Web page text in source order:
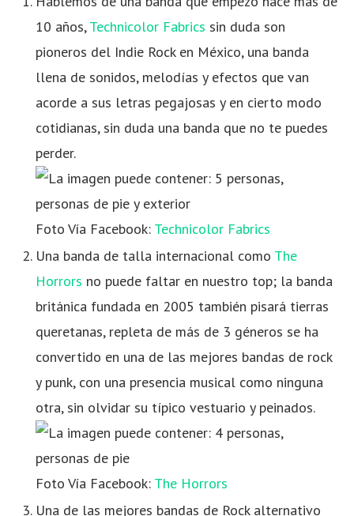
10 años,Technicolor Fabrics sin duda son
pioneros del Indie Rock en México, una banda
llena de sonidos, melodías y efectos que van
acorde a sus letras pegajosas y en cierto modo
cotidianas, sin duda una banda que no te puedes
perder.
Foto Vía Facebook: Technicolor Fabrics
Una banda de talla internacional como The
Horrors no puede faltar en nuestro top; la banda
británica fundada en 2005 también pisará tierras
queretanas, repleta de más de 3 géneros se ha
convertido en una de las mejores bandas de rock
y punk, con una presencia musical como ninguna
otra, sin olvidar su típico vestuario y peinados.
Foto Vía Facebook: The Horrors
Una de las mejores bandas de Rock alternativo